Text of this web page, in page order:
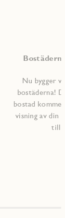
Nu bygger
bostäderna!
bostad
visning av din